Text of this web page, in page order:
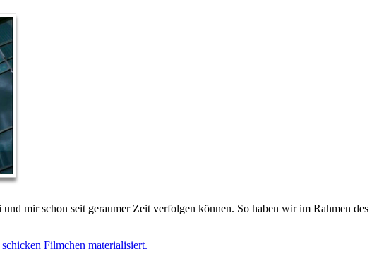
mir schon seit geraumer Zeit verfolgen können. So haben wir im Rahmen
schicken Filmchen materialisiert.